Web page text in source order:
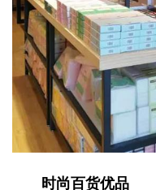
时尚百货优品